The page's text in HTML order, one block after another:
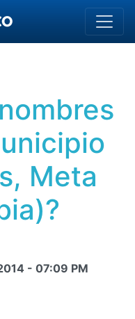
Meta
- 07:09 PM